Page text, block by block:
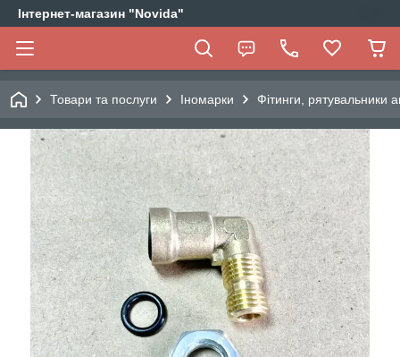
Інтернет-магазин "Novida"
Товари та послуги Іномарки Фітинги, рятувальники